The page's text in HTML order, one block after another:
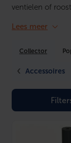
ventielen of
Lees meer
Collector
Accessoires